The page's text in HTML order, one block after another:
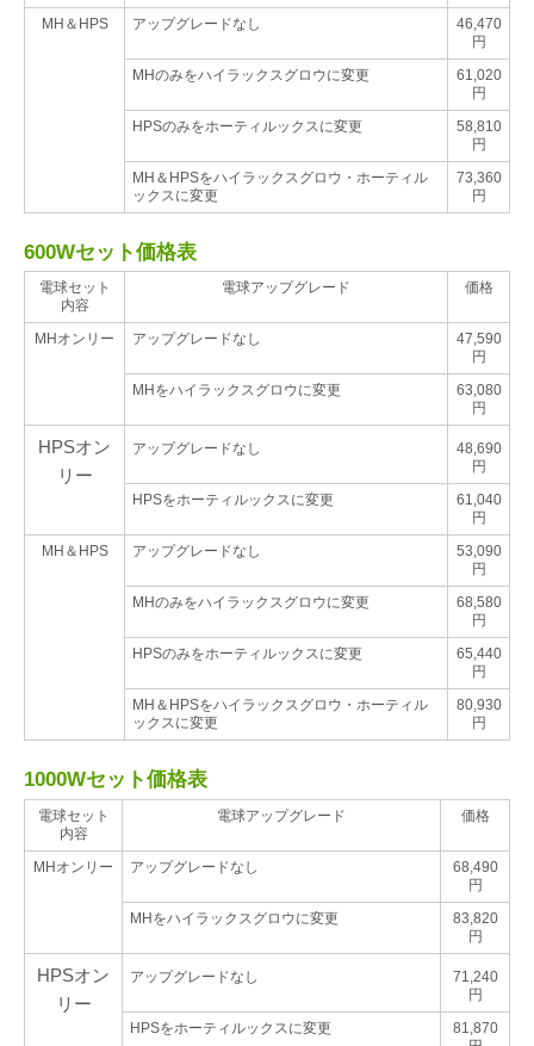
MH＆HPS
アップグレードなし
46,470
円
MHのみをハイラックスグロウに変更
61,020
円
HPSのみをホーティルックスに変更
58,810
円
MH＆HPSをハイラックスグロウ・ ホーティル
ックスに変更
73,360
円
600Wセット価格表
電球セット
内容
電球アップグレード 価格
MHオンリー アップグレードなし
47,590
円
MHをハイラックスグロウに変更
63,080
円
HPSオン
リー
アップグレードなし
48,690
円
HPSをホーティルックスに変更
61,040
円
MH＆HPS
アップグレードなし
53,090
円
MHのみをハイラックスグロウに変更
68,580
円
HPSのみをホーティルックスに変更
65,440
円
MH＆HPSをハイラックスグロウ・ ホーティル
ックスに変更
80,930
円
1000Wセット価格表
電球セット
内容
電球アップグレード 価格
MHオンリー アップグレードなし
68,490
円
MHをハイラックスグロウに変更
83,820
円
HPSオン
リー
アップグレードなし
71,240
円
HPSをホーティルックス に変更
81,870